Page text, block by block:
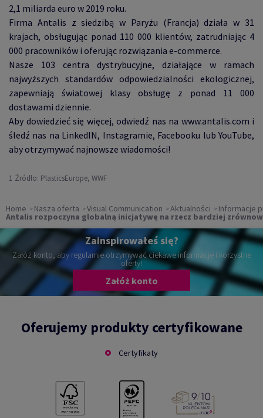
2,1 miliarda euro w 2019 roku.
Firma Antalis z siedzibą w Paryżu (Francja) działa w 31
krajach, obsługując ponad 110 000 klientów, zatrudniając 4
000 pracowników i oferując rozwiązania e-commerce.
Nasze 103 centra dystrybucyjne, działające w ramach
najwyższych standardów odpowiedzialności ekologicznej,
zapewniają światowej klasy obsługę z ponad 11 000
dostawami dziennie.
Aby dowiedzieć się więcej, odwiedź nas na www.antalis.com i
śledź nas na LinkedIN, Instagramie, Facebooku lub YouTube,
aby otrzymywać najnowsze wiadomości!
1 Źródło: PlasticsEurope, WWF
Home Nasza oferta Visual Communication Aktualności Informacje
Antalis rozpoczyna globalną inicjatywę na rzecz bardziej
Zainspirowałeś się?
Załóż konto, aby regularnie otrzymywać ciekawe informacje i korzystne
oferty!
Załóż konto
Oferujemy produkty certyfikowane
Certyfikaty